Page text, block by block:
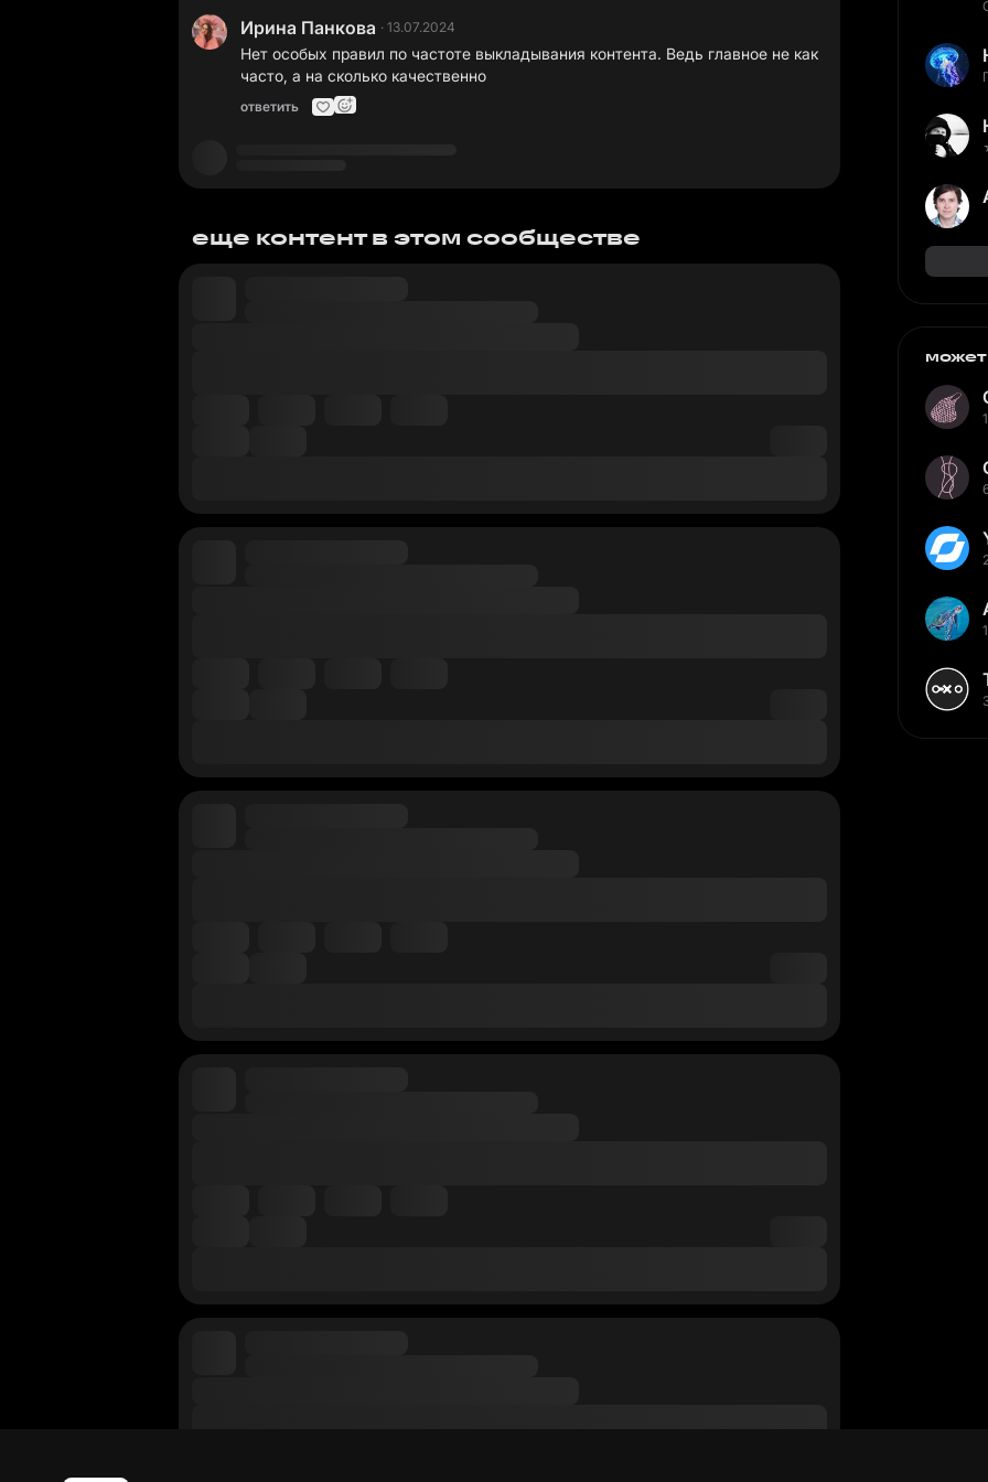
Ирина Панкова · 13.07.2024
Нет особых правил по частоте выкладывания контента. Ведь главное не как
часто, а на сколько качественно
ответить
еще контент в этом сообществе